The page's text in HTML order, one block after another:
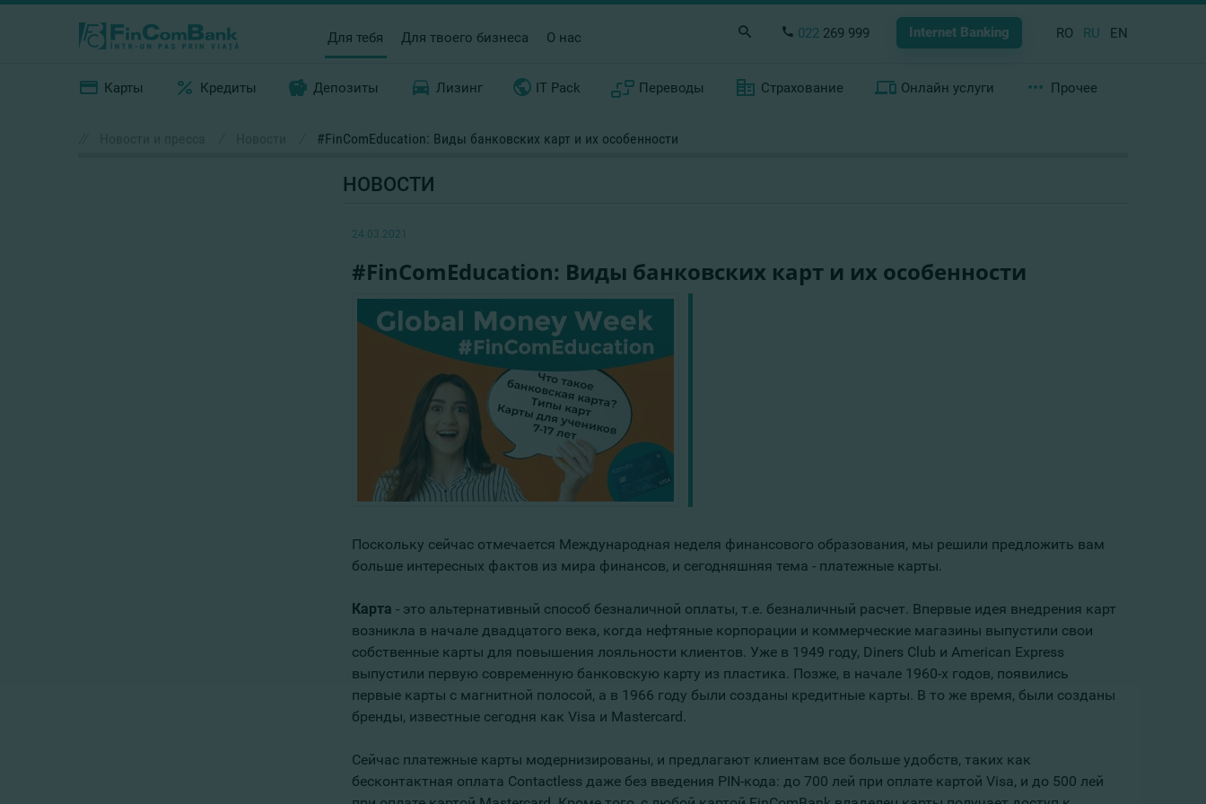
Для тебя Для твоего бизнеса О нас 022 269 999 Internet Banking RO RU EN
Карты Кредиты Депозиты Лизинг IT Pack Переводы Страхование Онлайн услуги Прочее
#FinComEducation: Виды банковских карт и их особенности
НОВОСТИ
24.03.2021
#FinComEducation: Виды банковских карт и их особенности
Поскольку сейчас отмечается Международная неделя финансового образования, мы решили предложить вам
больше интересных фактов из мира финансов, и сегодняшняя тема - платежные карты.
Карта - это альтернативный способ безналичной оплаты, т.е. безналичный расчет. Впервые идея внедрения карт
возникла в начале двадцатого века, когда нефтяные корпорации и коммерческие магазины выпустили свои
собственные карты для повышения лояльности клиентов. Уже в 1949 году, Diners Club и American Express
выпустили первую современную банковскую карту из пластика. Позже, в начале 1960-х годов, появились
первые карты с магнитной полосой, а в 1966 году были созданы кредитные карты. В то же время, были созданы
бренды, известные сегодня как Visa и Mastercard.
Сейчас платежные карты модернизированы, и предлагают клиентам все больше удобств, таких как
бесконтактная оплата Contactless даже без введения PIN-кода: до 700 лей при оплате картой Visa, и до 500 лей